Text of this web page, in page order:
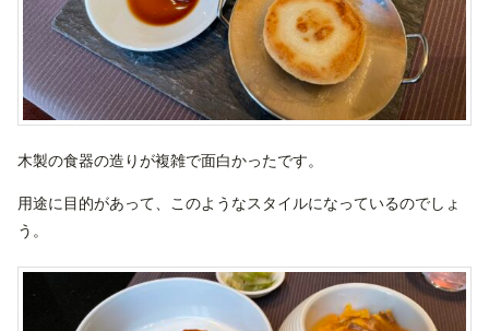
木製の食器の造りが複雑で面白かったです。
用途に目的があって、このようなスタイルになっているのでしょ
う。